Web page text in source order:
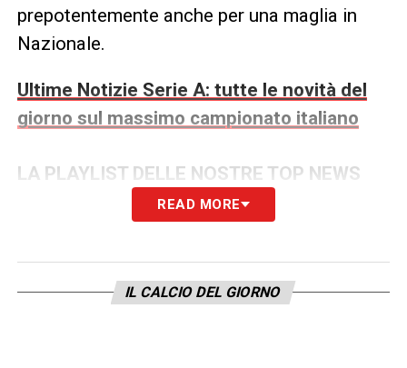
prepotentemente anche per una maglia in
Nazionale.
Ultime Notizie Serie A: tutte le novità del
giorno sul massimo campionato italiano
LA PLAYLIST DELLE NOSTRE TOP NEWS
READ MORE
IL CALCIO DEL GIORNO